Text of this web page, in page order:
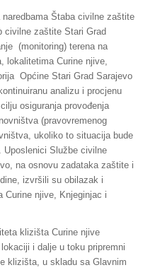
naredbama Štaba civilne zaštite
civilne zaštite Stari Grad
(monitoring) terena na
lokalitetima Curine njive,
Općine Stari Grad Sarajevo
analizu i procjenu
osiguranja provođenja
(pravovremenog
ukoliko to situacija bude
Uposlenici Službe civilne
na osnovu zadataka zaštite i
izvršili su obilazak i
Curine njive, Knjeginjac i
klizišta Curine njive
i dalje u toku pripremni
klizišta, u skladu sa Glavnim